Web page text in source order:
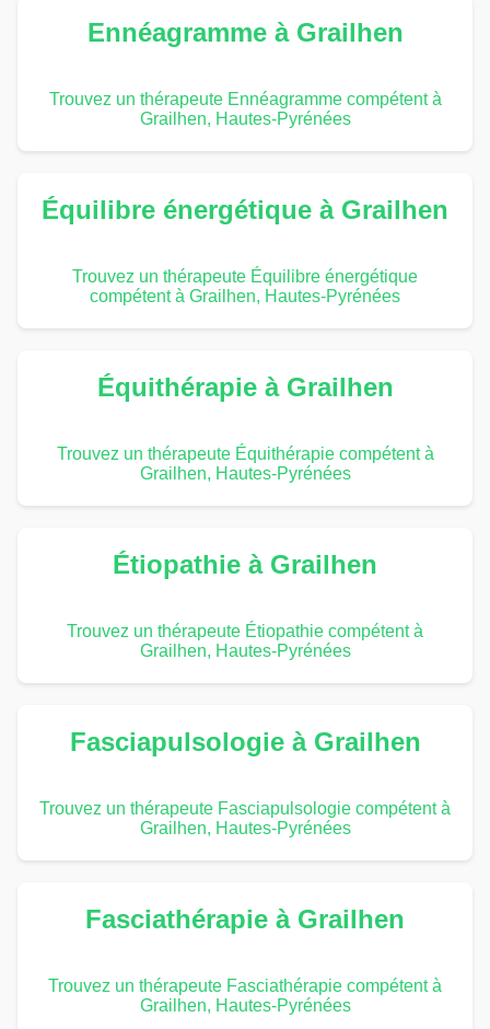
Ennéagramme à Grailhen
Trouvez un thérapeute Ennéagramme compétent à
Grailhen, Hautes-Pyrénées
Équilibre énergétique à Grailhen
Trouvez un thérapeute Équilibre énergétique
compétent à Grailhen, Hautes-Pyrénées
Équithérapie à Grailhen
Trouvez un thérapeute Équithérapie compétent à
Grailhen, Hautes-Pyrénées
Étiopathie à Grailhen
Trouvez un thérapeute Étiopathie compétent à
Grailhen, Hautes-Pyrénées
Fasciapulsologie à Grailhen
Trouvez un thérapeute Fasciapulsologie compétent à
Grailhen, Hautes-Pyrénées
Fasciathérapie à Grailhen
Trouvez un thérapeute Fasciathérapie compétent à
Grailhen, Hautes-Pyrénées